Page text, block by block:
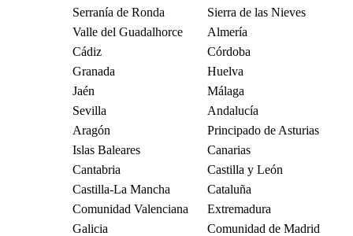
Serranía de Ronda
Sierra de las Nieves
Valle del Guadalhorce
Almería
Cádiz
Córdoba
Granada
Huelva
Jaén
Málaga
Sevilla
Andalucía
Aragón
Principado de Asturias
Islas Baleares
Canarias
Cantabria
Castilla y León
Castilla-La Mancha
Cataluña
Comunidad Valenciana
Extremadura
Galicia
Comunidad de Madrid